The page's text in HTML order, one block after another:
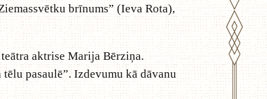
brīnums” (Ieva Rota),
aktrise Marija Bērziņa.
pasaulē”. Izdevumu kā dāvanu